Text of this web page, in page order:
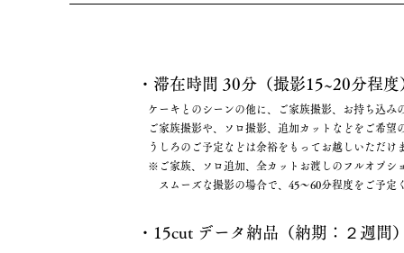
・滞在時間 30分（撮影15~20分程度
ケーキとのシーンの他に、ご家族撮影、お持ち込み
ご家族撮影や、ソロ撮影、追加カットなどをご希望
うしろのご予定などは余裕をもってお越しいただけ
※ご家族、ソロ追加、全カットお渡しのフルオプシ
スムーズな撮影の場合で、45〜60分程度をご予定
・15cut データ納品（納期：２週間